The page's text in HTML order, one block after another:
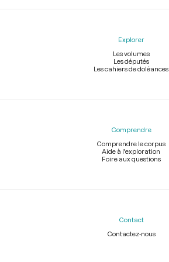
Explorer
Les volumes
Les députés
Les cahiers de doléances
Comprendre
Comprendre le corpus
Aide à l'exploration
Foire aux questions
Contact
Contactez-nous